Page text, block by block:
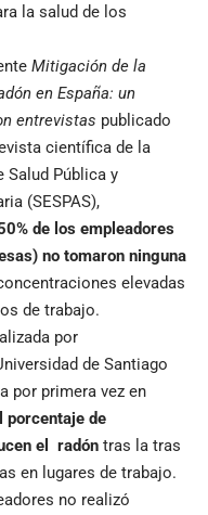
la salud de los
Mitigación de la
en España: un
entrevistas publicado
científica de la
Salud Pública y
(SESPAS),
de los empleadores
no tomaron ninguna
elevadas
de trabajo.
por
de Santiago
por primera vez en
porcentaje de
el radón tras la tras
en lugares de trabajo.
no realizó